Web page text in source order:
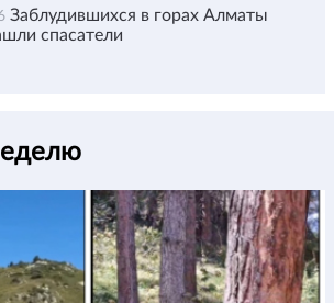
Заблудившихся в горах Алматы
спасатели